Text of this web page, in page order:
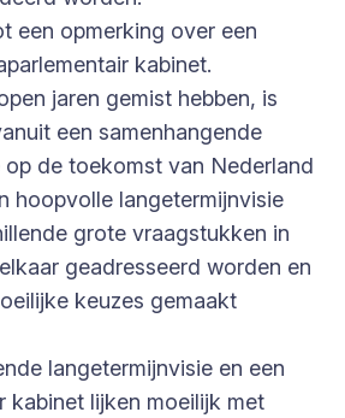
een opmerking over een
kabinet.
jaren gemist hebben, is
een samenhangende
op de toekomst van Nederland
hoopvolle langetermijnvisie
grote vraagstukken in
geadresseerd worden en
keuzes gemaakt
langetermijnvisie en een
kabinet lijken moeilijk met